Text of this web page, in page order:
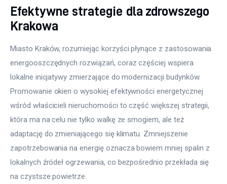
Efektywne strategie dla zdrowszego
Krakowa
Miasto Kraków, rozumiejąc korzyści płynące z zastosowania
energooszczędnych rozwiązań, coraz częściej wspiera
lokalne inicjatywy zmierzające do modernizacji budynków.
Promowanie okien o wysokiej efektywności energetycznej
wśród właścicieli nieruchomości to część większej strategii,
która ma na celu nie tylko walkę ze smogiem, ale też
adaptację do zmieniającego się klimatu. Zmniejszenie
zapotrzebowania na energię oznacza bowiem mniej spalin z
lokalnych źródeł ogrzewania, co bezpośrednio przekłada się
na czystsze powietrze.